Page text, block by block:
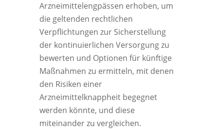
Arzneimittelengpässen erhoben, um
die geltenden rechtlichen
Verpflichtungen zur Sicherstellung
der kontinuierlichen Versorgung zu
bewerten und Optionen für künftige
Maßnahmen zu ermitteln, mit denen
den Risiken einer
Arzneimittelknappheit begegnet
werden könnte, und diese
miteinander zu vergleichen.